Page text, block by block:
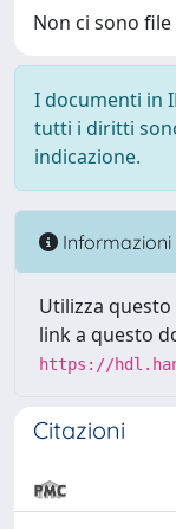
Non ci sono
I documenti in
tutti i diritti
indicazione.
Informazioni
Utilizza
link a questo
https://
Citazioni